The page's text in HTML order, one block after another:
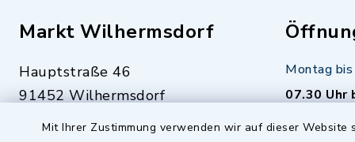
Mit Ihrer Zustimmung verwenden wir auf dieser
Markt Wilhermsdorf
Hauptstraße 46
91452 Wilhermsdorf
09102 9958-0
Montag
07.30 Uhr
Dienstag